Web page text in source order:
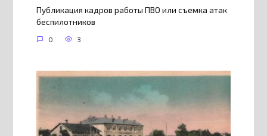
Публикация кадров работы ПВО или съемка атак
беспилотников
0 3